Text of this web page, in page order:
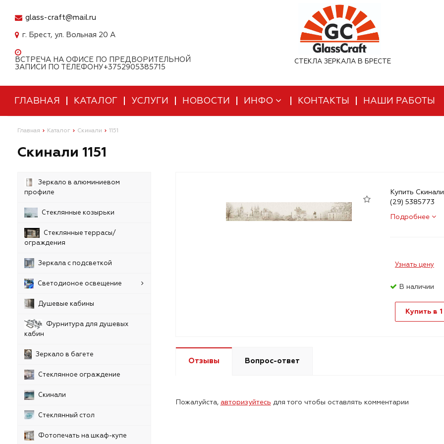
glass-craft@mail.ru
г. Брест, ул. Вольная 20 А
ВСТРЕЧА НА ОФИСЕ ПО ПРЕДВОРИТЕЛЬНОЙ
ЗАПИСИ ПО ТЕЛЕФОНУ+3752905385715
СТЕКЛА ЗЕРКАЛА В БРЕСТЕ
ГЛАВНАЯ КАТАЛОГ УСЛУГИ НОВОСТИ ИНФО КОНТАКТЫ НАШИ РАБОТЫ
Главная Каталог Скинали 1151
Скинали 1151
Зеркало в алюминиевом
профиле
Стеклянные козырьки
Стеклянные террасы/
ограждения
Зеркала с подсветкой
Светодионое освещение
Душевые кабины
Фурнитура для душевых
кабин
Зеркало в багете
Стеклянное ограждение
Скинали
Стеклянный стол
Фотопечать на шкаф-купе
Купить
(29) 5385773
Подробнее
Узнать цену
В наличии
Купить в
Отзывы Вопрос-ответ
Пожалуйста, авторизуйтесь для того чтобы оставлять комментарии